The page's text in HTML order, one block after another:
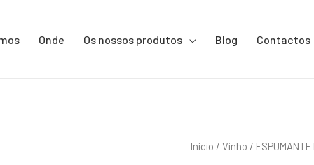
Onde Os nossos produtos Blog Contactos
Início / Vinho / ESPUMANTE